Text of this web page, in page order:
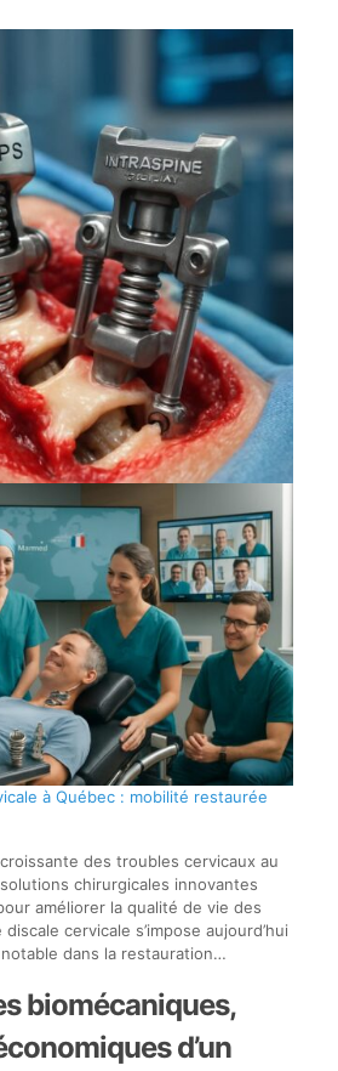
à Québec : mobilité restaurée
des troubles cervicaux au
chirurgicales innovantes
améliorer la qualité de vie des
cervicale s’impose aujourd’hui
dans la restauration…
biomécaniques,
d’un